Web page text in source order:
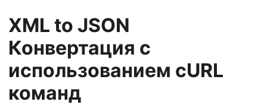
XML to JSON
Конвертация с
использованием cURL
команд